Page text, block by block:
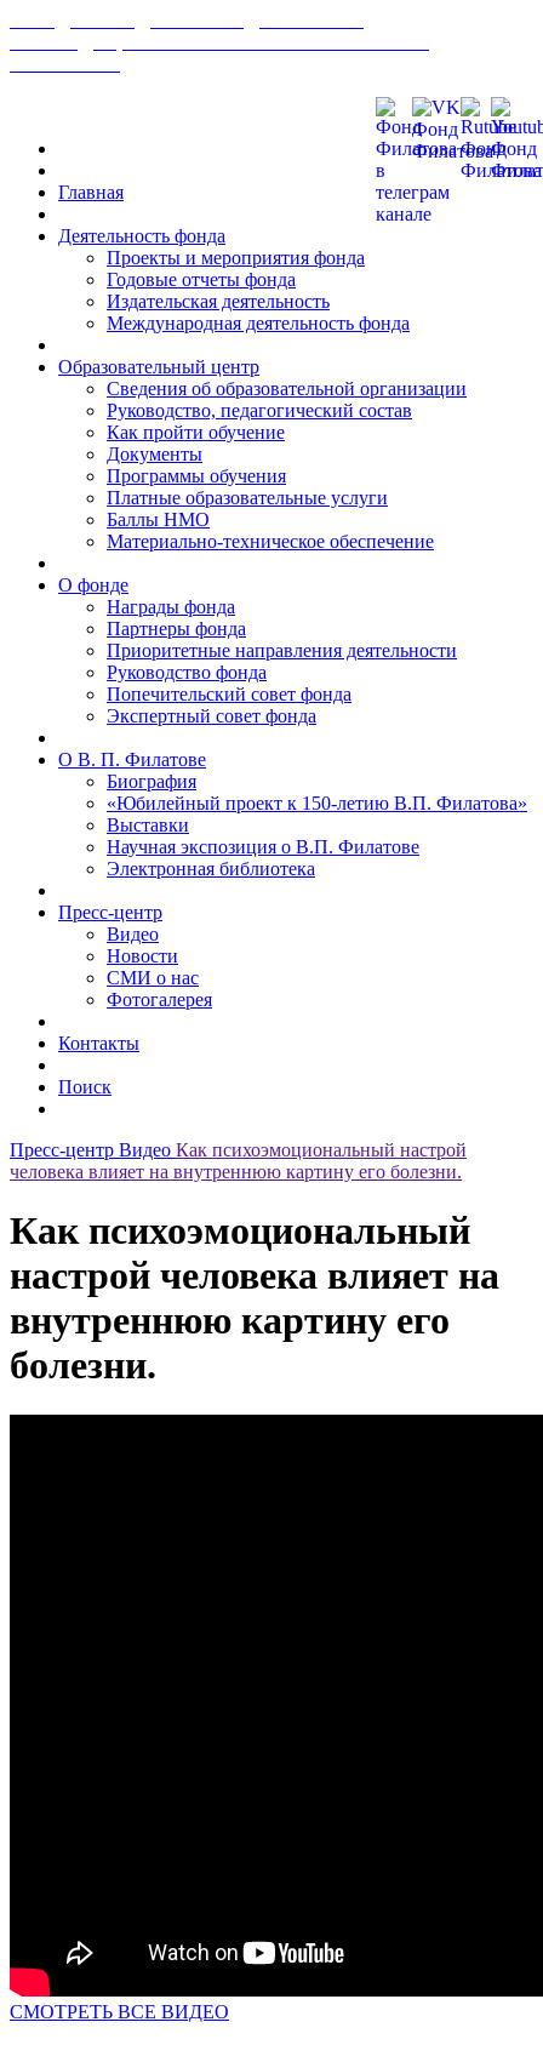
Главная
Деятельность фонда
Проекты и мероприятия фонда
Годовые отчеты фонда
Издательская деятельность
Международная деятельность фонда
Образовательный центр
Сведения об образовательной организации
Руководство, педагогический состав
Как пройти обучение
Документы
Программы обучения
Платные образовательные услуги
Баллы НМО
Материально-техническое обеспечение
О фонде
Награды фонда
Партнеры фонда
Приоритетные направления деятельности
Руководство фонда
Попечительский совет фонда
Экспертный совет фонда
О В. П. Филатове
Биография
«Юбилейный проект к 150-летию В.П. Филатова»
Выставки
Научная экспозиция о В.П. Филатове
Электронная библиотека
Пресс-центр
Видео
Новости
СМИ о нас
Фотогалерея
Контакты
Поиск
Пресс-центр Видео Как психоэмоциональный настрой
человека влияет на внутреннюю картину его болезни.
Как психоэмоциональный
настрой человека влияет на
внутреннюю картину его
болезни.
СМОТРЕТЬ ВСЕ ВИДЕО